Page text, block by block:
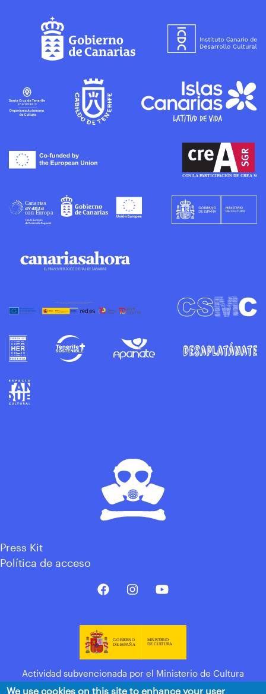
Press Kit
Política de acceso
Actividad subvencionada por el Ministerio de Cultura
We use cookies on this site to enhance your user